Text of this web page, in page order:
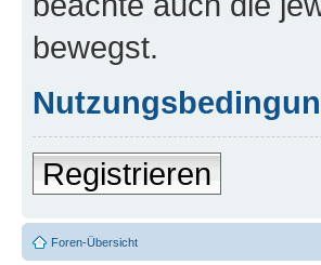
bewegst.
Registrieren
Foren-Übersicht